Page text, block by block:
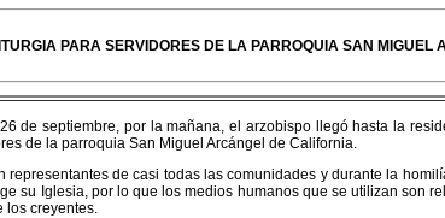
PARA SERVIDORES DE LA PARROQUIA SAN MIGUEL
de septiembre, por la mañana, el arzobispo llegó hasta la
de la parroquia San Miguel Arcángel de California.
representantes de casi todas las comunidades y durante la
su Iglesia, por lo que los medios humanos que se utilizan son
los creyentes.